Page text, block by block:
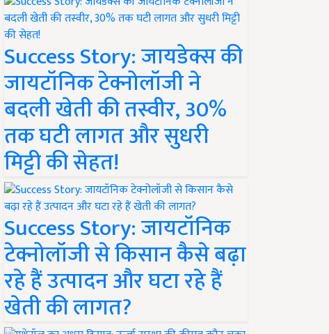
Success Story: जायडेक्स की
जायटॉनिक टेक्नोलॉजी ने
बदली खेती की तस्वीर, 30%
तक घटी लागत और सुधरी
मिट्टी की सेहत!
Success Story: जायटॉनिक
टेक्नोलॉजी से किसान कैसे बढ़ा
रहे हैं उत्पादन और घटा रहे हैं
खेती की लागत?